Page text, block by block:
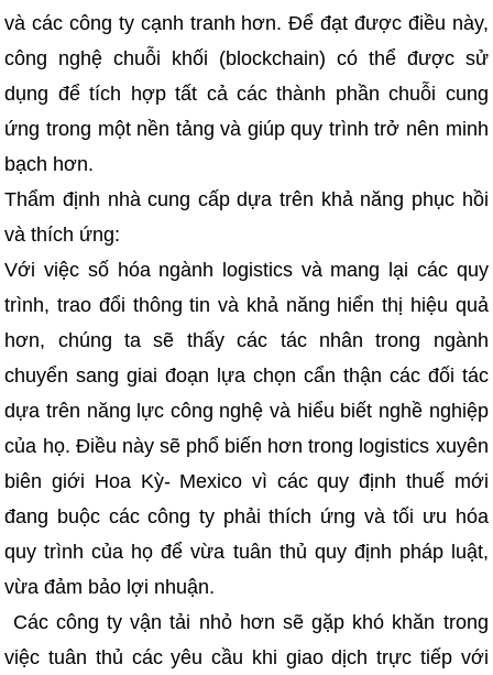
và các công ty cạnh tranh hơn. Để đạt được điều này,
công nghệ chuỗi khối (blockchain) có thể được sử
dụng để tích hợp tất cả các thành phần chuỗi cung
ứng trong một nền tảng và giúp quy trình trở nên minh
bạch hơn.
Thẩm định nhà cung cấp dựa trên khả năng phục hồi
và thích ứng:
Với việc số hóa ngành logistics và mang lại các quy
trình, trao đổi thông tin và khả năng hiển thị hiệu quả
hơn, chúng ta sẽ thấy các tác nhân trong ngành
chuyển sang giai đoạn lựa chọn cẩn thận các đối tác
dựa trên năng lực công nghệ và hiểu biết nghề nghiệp
của họ. Điều này sẽ phổ biến hơn trong logistics xuyên
biên giới Hoa Kỳ- Mexico vì các quy định thuế mới
đang buộc các công ty phải thích ứng và tối ưu hóa
quy trình của họ để vừa tuân thủ quy định pháp luật,
vừa đảm bảo lợi nhuận.
Các công ty vận tải nhỏ hơn sẽ gặp khó khăn trong
việc tuân thủ các yêu cầu khi giao dịch trực tiếp với